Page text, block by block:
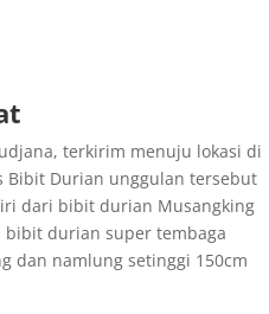
terkirim menuju lokasi di
Bibit Durian unggulan tersebut
dari bibit durian Musangking
bibit durian super tembaga
dan namlung setinggi 150cm